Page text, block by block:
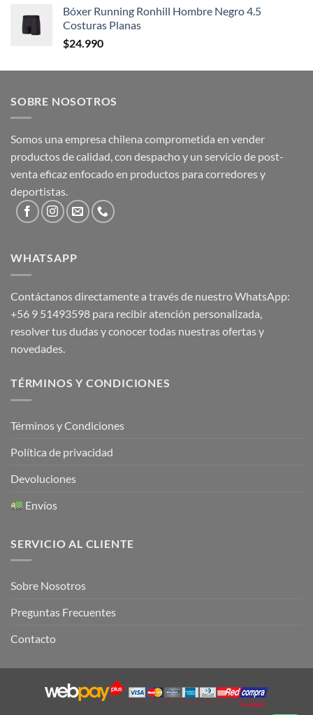
Bóxer Running Ronhill Hombre Negro 4.5
Costuras Planas
$24.990
SOBRE NOSOTROS
Somos una empresa chilena comprometida en vender
productos de calidad, con despacho y un servicio de post-
venta eficaz enfocado en productos para corredores y
deportistas.
WHATSAPP
Contáctanos directamente a través de nuestro WhatsApp:
+56 9 51493598 para recibir atención personalizada,
resolver tus dudas y conocer todas nuestras ofertas y
novedades.
TÉRMINOS Y CONDICIONES
Términos y Condiciones
Política de privacidad
Devoluciones
Envíos
SERVICIO AL CLIENTE
Sobre Nosotros
Preguntas Frecuentes
Contacto